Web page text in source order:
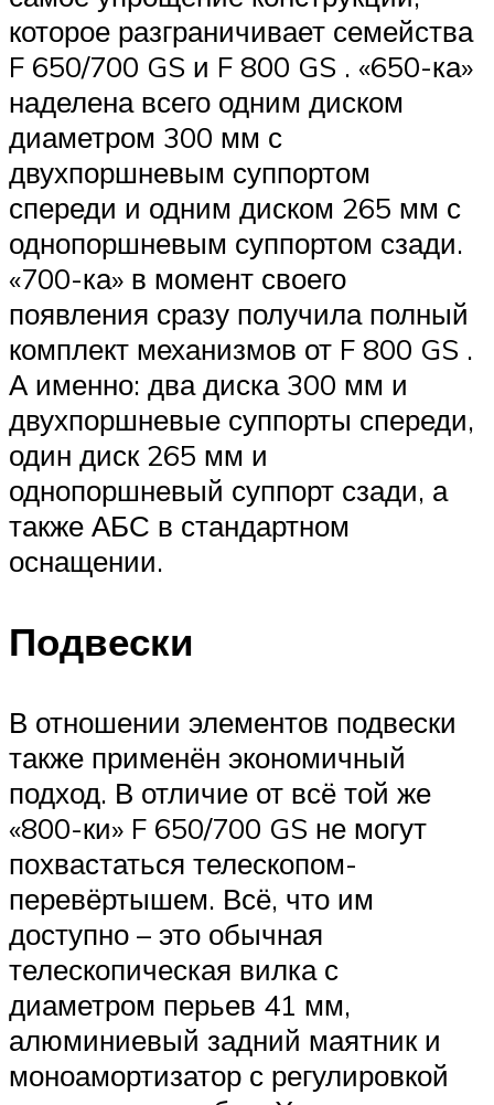
которое разграничивает семейства
F 650/700 GS и F 800 GS . «650-ка»
наделена всего одним диском
диаметром 300 мм с
двухпоршневым суппортом
спереди и одним диском 265 мм с
однопоршневым суппортом сзади.
«700-ка» в момент своего
появления сразу получила полный
комплект механизмов от F 800 GS .
А именно: два диска 300 мм и
двухпоршневые суппорты спереди,
один диск 265 мм и
однопоршневый суппорт сзади, а
также АБС в стандартном
оснащении.
Подвески
В отношении элементов подвески
также применён экономичный
подход. В отличие от всё той же
«800-ки» F 650/700 GS не могут
похвастаться телескопом-
перевёртышем. Всё, что им
доступно – это обычная
телескопическая вилка с
диаметром перьев 41 мм,
алюминиевый задний маятник и
моноамортизатор с регулировкой